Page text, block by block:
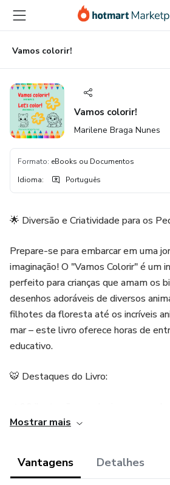
para
conteúdo
principal
para
pagamento
para
rodapé
Vamos colorir!
Vamos colorir!
Marilene Braga Nunes
Formato: eBooks ou Documentos
Idioma: Português
🌟 Diversão e Criatividade para os
Prepare-se para embarcar em uma
imaginação! O "Vamos Colorir" é um
perfeito para crianças que amam os
desenhos adoráveis de diversos
filhotes da floresta até os incríveis
mar – este livro oferece horas de
educativo.
🐯 Destaques do Livro:
✔ Estimula a criatividade e a
Mostrar mais
Vantagens Detalhes